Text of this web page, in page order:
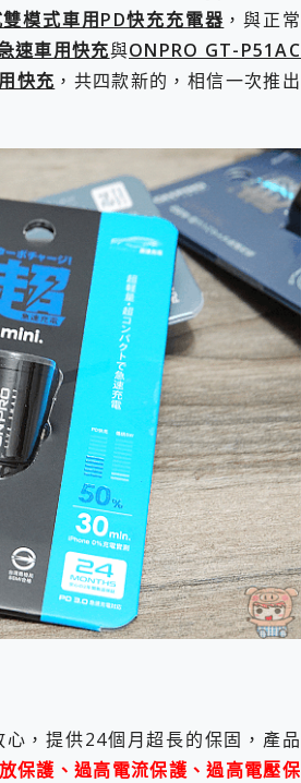
模式車用PD快充充電器 ，與正常
速車用快充與ONPRO GT-P51AC
快充 ，共四款新的，相信一次推出
，提供24個月超長的保固，產品
保護、過高電流保護、過高電壓保